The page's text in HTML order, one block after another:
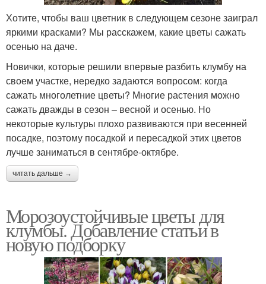
Хотите, чтобы ваш цветник в следующем сезоне заиграл
яркими красками? Мы расскажем, какие цветы сажать
осенью на даче.
Новички, которые решили впервые разбить клумбу на
своем участке, нередко задаются вопросом: когда
сажать многолетние цветы? Многие растения можно
сажать дважды в сезон – весной и осенью. Но
некоторые культуры плохо развиваются при весенней
посадке, поэтому посадкой и пересадкой этих цветов
лучше заниматься в сентябре-октябре.
читать дальше →
Морозоустойчивые цветы для
клумбы. Добавление статьи в
новую подборку